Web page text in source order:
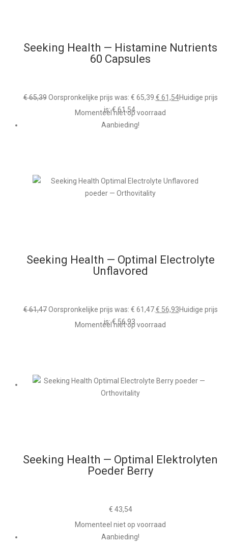
Seeking Health — Histamine Nutrients
60 Capsules
€65,39 Oorspronkelijke prijs was: € 65,39. € 61,54Huidige prijs
is: € 61,54.
Momenteel niet op voorraad
Aanbieding!
Seeking Health — Optimal Electrolyte
Unflavored
€61,47 Oorspronkelijke prijs was: € 61,47.€ 56,93Huidige prijs
is: € 56,93.
Momenteel niet op voorraad
Seeking Health — Optimal Elektrolyten
Poeder Berry
€ 43,54
Momenteel niet op voorraad
Aanbieding!